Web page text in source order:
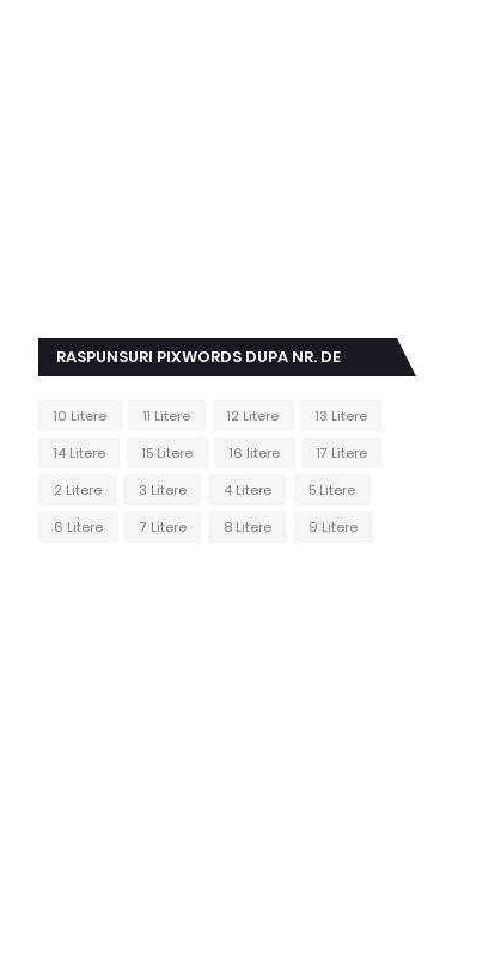
RASPUNSURI PIXWORDS DUPA NR. DE
10 Litere 11 Litere 12 Litere
13 Litere
14 Litere
15 Litere 16 litere
17 Litere
2 Litere
3 Litere 4 Litere
5 Litere
6 Litere
7 Litere 8 Litere 9 Litere